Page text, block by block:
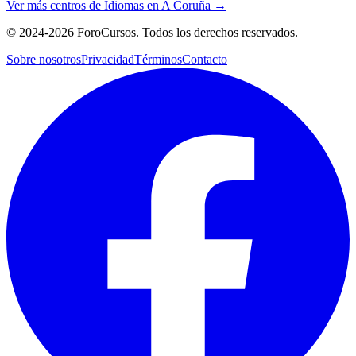
Ver más centros de Idiomas en A Coruña →
© 2024-2026 ForoCursos. Todos los derechos reservados.
Sobre nosotrosPrivacidadTérminosContacto